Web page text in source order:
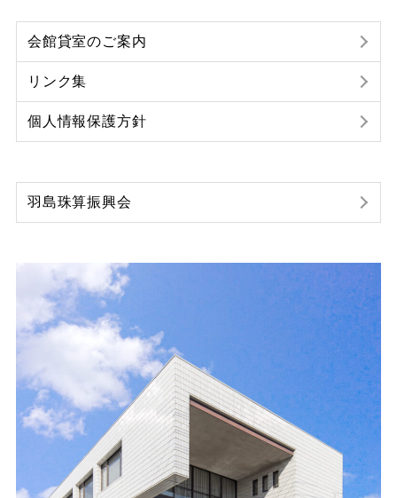
会館貸室のご案内
リンク集
個人情報保護方針
羽島珠算振興会